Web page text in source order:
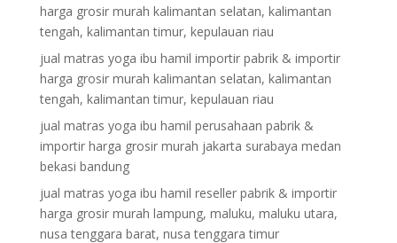
harga grosir murah kalimantan selatan, kalimantan
tengah, kalimantan timur, kepulauan riau
jual matras yoga ibu hamil importir pabrik & importir
harga grosir murah kalimantan selatan, kalimantan
tengah, kalimantan timur, kepulauan riau
jual matras yoga ibu hamil perusahaan pabrik &
importir harga grosir murah jakarta surabaya medan
bekasi bandung
jual matras yoga ibu hamil reseller pabrik & importir
harga grosir murah lampung, maluku, maluku utara,
nusa tenggara barat, nusa tenggara timur